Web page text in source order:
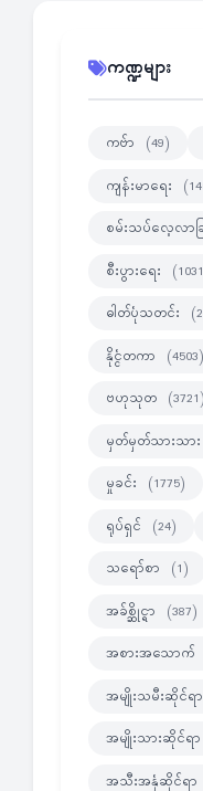
ကဏ္ဍများ
ကဗ်ာ (49)
ကျန်းမာရေး
စမ်းသပ်လေ့လာခ
စီးပွားရေး
ဓါတ်ပုံသတင်း
နိုင္ငံတကာ (4503)
ဗဟုသုတ (3721)
မှတ်မှတ်သားသား
မှုခင်း (1775)
ရုပ်ရှင် (24)
သရော်စာ (1)
အခ်စ္ဆိုင္ရာ (387)
အစားအသောက်
အမျိုးသမီးဆိုင်ရာ
အမျိုးသားဆိုင်ရာ
အသီးအနှံဆိုင်ရာ